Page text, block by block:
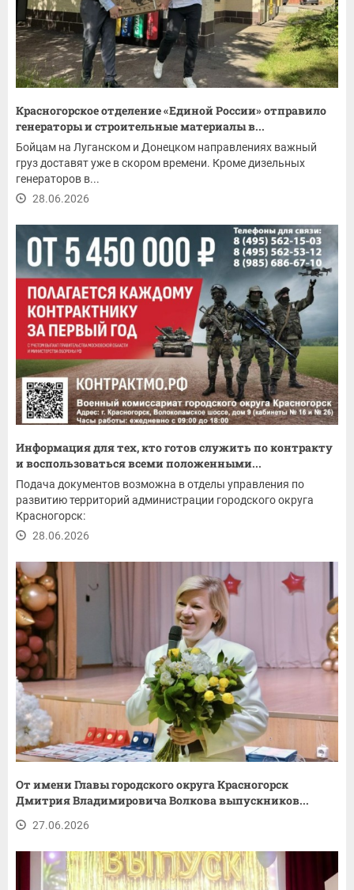
Красногорское отделение «Единой России» отправило
генераторы и строительные материалы в...
Бойцам на Луганском и Донецком направлениях важный
груз доставят уже в скором времени. Кроме дизельных
генераторов в...
28.06.2026
Информация для тех, кто готов служить по контракту
и воспользоваться всеми положенными...
Подача документов возможна в отделы управления по
развитию территорий администрации городского округа
Красногорск:
28.06.2026
От имени Главы городского округа Красногорск
Дмитрия Владимировича Волкова выпускников...
27.06.2026